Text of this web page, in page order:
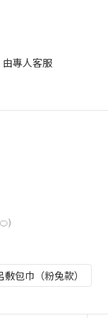
專人客服
敷包巾（粉兔款）